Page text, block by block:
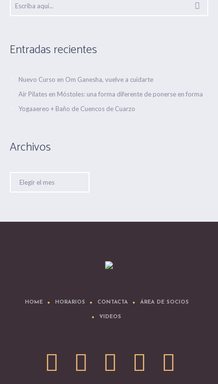
Entradas recientes
Nuevo Curso en Om Ganesha, vuelve a cuidarte
Air Pilates en Móstoles: una forma diferente de ponerse en forma
Yogaaereo + Baño de Cuencos de Cuarzo
Archivos
HOME HORARIOS CONTACTA ÁREA DE SOCIOS
VIDEOS